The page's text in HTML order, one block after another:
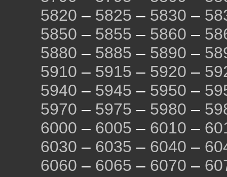
5820 – 5825 – 5830 –
5850 – 5855 – 5860 –
5880 – 5885 – 5890 –
5910 – 5915 – 5920 –
5940 – 5945 – 5950 –
5970 – 5975 – 5980 –
6000 – 6005 – 6010 –
6030 – 6035 – 6040 –
6060 – 6065 – 6070 –